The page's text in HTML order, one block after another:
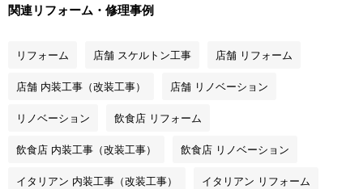
関連リフォーム・修理事例
リフォーム 店舗 スケルトン工事 店舗 リフォーム
店舗 内装工事（改装工事） 店舗 リノベーション
リノベーション 飲食店 リフォーム
飲食店 内装工事（改装工事） 飲食店 リノベーション
イタリアン 内装工事（改装工事） イタリアン リフォーム